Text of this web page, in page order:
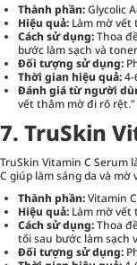
Thành phần:Glycolic
Hiệu quả: Làm mờ vết
Cách sử dụng:Thoa
bước làm sạch và toner
Đối tượng sử dụng:
Thời gian hiệu quả:
Đánh giá từ người
vết thâm mờ đi rõ rệt.”
7. TruSkin
TruSkin Vitamin C Serum
C giúp làm sáng da và mờ
Thành phần:Vitamin
Hiệu quả: Làm mờ vết
Cách sử dụng:Thoa
tối sau bước làm sạch
Đối tượng sử dụng: